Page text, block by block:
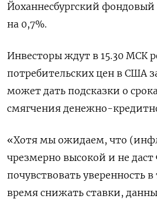
Йоханнесбургский фондовый
на 0,7%.
Инвесторы ждут в 15.30 МСК
потребительских цен в США
может дать подсказки о
смягчения денежно-
«Хотя мы ожидаем, что
чрезмерно высокой и не даст
почувствовать уверенность
время снижать ставки,